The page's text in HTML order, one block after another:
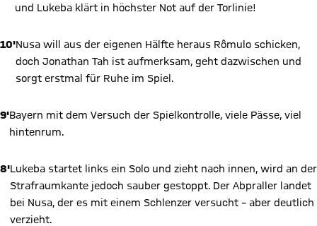
und Lukeba klärt in höchster Not auf der Torlinie!
10'Nusa will aus der eigenen Hälfte heraus Rômulo schicken,
doch Jonathan Tah ist aufmerksam, geht dazwischen und
sorgt erstmal für Ruhe im Spiel.
9'Bayern mit dem Versuch der Spielkontrolle, viele Pässe, viel
hintenrum.
8'Lukeba startet links ein Solo und zieht nach innen, wird an der
Strafraumkante jedoch sauber gestoppt. Der Abpraller landet
bei Nusa, der es mit einem Schlenzer versucht – aber deutlich
verzieht.